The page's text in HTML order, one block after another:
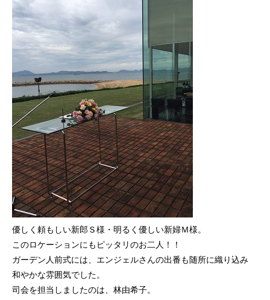
優しく頼もしい新郎Ｓ様・明るく優しい新婦Ｍ様。
このロケーションにもピッタリのお二人！！
ガーデン人前式には、エンジェルさんの出番も随所に織り込み
和やかな雰囲気でした。
司会を担当しましたのは、林由希子。